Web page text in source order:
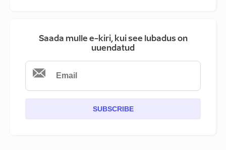
Saada mulle e-kiri, kui see lubadus on
uuendatud
SUBSCRIBE